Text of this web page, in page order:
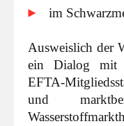
im
Ausweislich der
ein Dialog mit
EFTA-
und